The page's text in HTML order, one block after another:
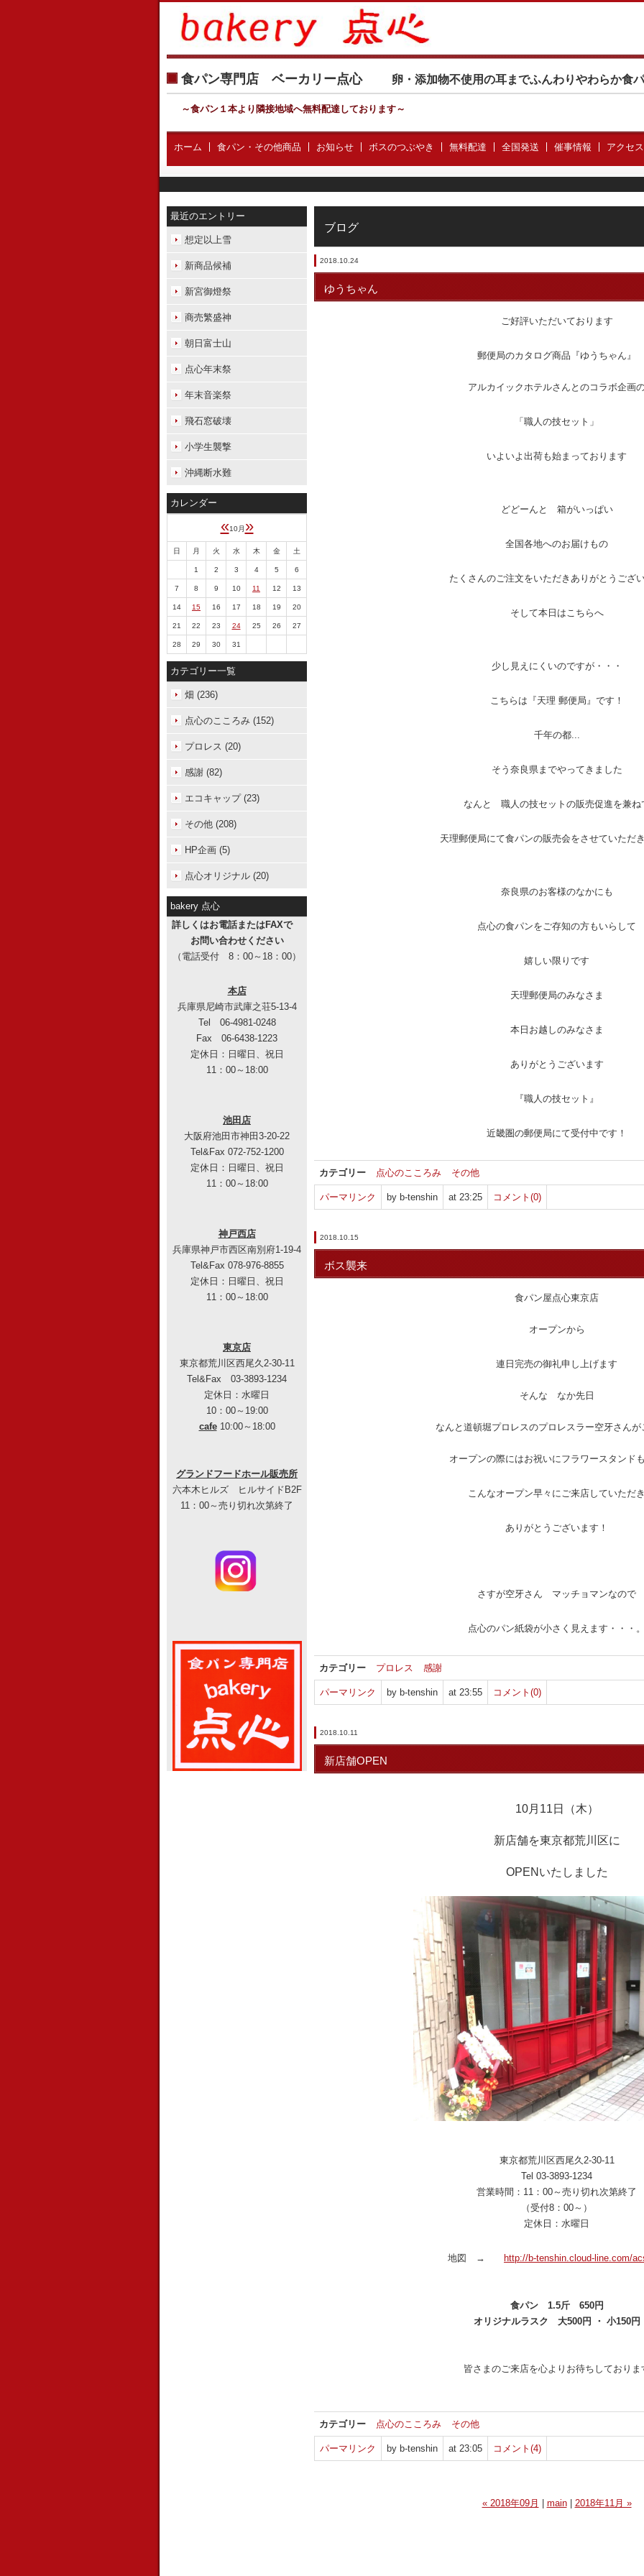
食パン専門店 ベーカリー点心 卵・添加物不使用の耳までふんわりやわらか食
～食パン１本より隣接地域へ無料配達しております～
ホーム 食パン・その他商品 お知らせ ボスのつぶやき 無料配達 全国発送 催事情報 アクセス
ブログ
2018.10.24
ゆうちゃん
ご好評いただいております
郵便局のカタログ商品『ゆうちゃん』
アルカイックホテルさんとのコラボ企画
「職人の技セット」
いよいよ出荷も始まっております
どどーんと 箱がいっぱい
全国各地へのお届けもの
たくさんのご注文をいただきありがとうござ
そして本日はこちらへ
少し見えにくいのですが・・・
こちらは『天理 郵便局』です！
千年の都...
そう奈良県までやってきました
なんと 職人の技セットの販売促進を兼ね
天理郵便局にて食パンの販売会をさせていただ
奈良県のお客様のなかにも
点心の食パンをご存知の方もいらして
嬉しい限りです
天理郵便局のみなさま
本日お越しのみなさま
ありがとうございます
『職人の技セット』
近畿圏の郵便局にて受付中です！
カテゴリー 点心のこころみ その他
パーマリンク by b-tenshin at 23:25 コメント(0)
2018.10.15
ボス襲来
食パン屋点心東京店
オープンから
連日完売の御礼申し上げます
そんな なか先日
なんと道頓堀プロレスのプロレスラー空牙さんが
オープンの際にはお祝いにフラワースタンド
こんなオープン早々にご来店していただ
ありがとうございます！
さすが空牙さん マッチョマンなので
点心のパン紙袋が小さく見えます・・・
カテゴリー プロレス 感謝
パーマリンク by b-tenshin at 23:55 コメント(0)
2018.10.11
新店舗OPEN
10月11日（木）
新店舗を東京都荒川区に
OPENいたしました
東京都荒川区西尾久2-30-11
Tel 03-3893-1234
営業時間：11：00～売り切れ次第終了
（受付8：00～）
定休日：水曜日
地図 → http://b-tenshin.cloud-line.com/
食パン 1.5斤 650円
オリジナルラスク 大500円 ・ 小150円
皆さまのご来店を心よりお待ちしておりま
カテゴリー 点心のこころみ その他
パーマリンク by b-tenshin at 23:05 コメント(4)
« 2018年09月 main| 2018年11月 »
最近のエントリー
想定以上雪
新商品候補
新宮御燈祭
商売繁盛神
朝日富士山
点心年末祭
年末音楽祭
飛石窓破壊
小学生襲撃
沖縄断水難
カレンダー
«10月 »
日 月 火 水 木 金 土
1 2 3 4 5 6
7 8 9 10 11 12 13
14 15 16 17 18 19 20
21 22 23 24 25 26 27
28 29 30 31
カテゴリー一覧
畑 (236)
点心のこころみ (152)
プロレス (20)
感謝 (82)
エコキャップ (23)
その他 (208)
HP企画 (5)
点心オリジナル (20)
bakery 点心
詳しくはお電話またはFAXで
お問い合わせください
（電話受付 8：00～18：00）
本店
兵庫県尼崎市武庫之荘5-13-4
Tel 06-4981-0248
Fax 06-6438-1223
定休日：日曜日、祝日
11：00～18:00
池田店
大阪府池田市神田3-20-22
Tel&Fax 072-752-1200
定休日：日曜日、祝日
11：00～18:00
神戸西店
兵庫県神戸市西区南別府1-19-4
Tel&Fax 078-976-8855
定休日：日曜日、祝日
11：00～18:00
東京店
東京都荒川区西尾久2-30-11
Tel&Fax 03-3893-1234
定休日：水曜日
10：00～19:00
cafe10:00～18:00
グランドフードホール販売所
六本木ヒルズ ヒルサイドB2F
11：00～売り切れ次第終了